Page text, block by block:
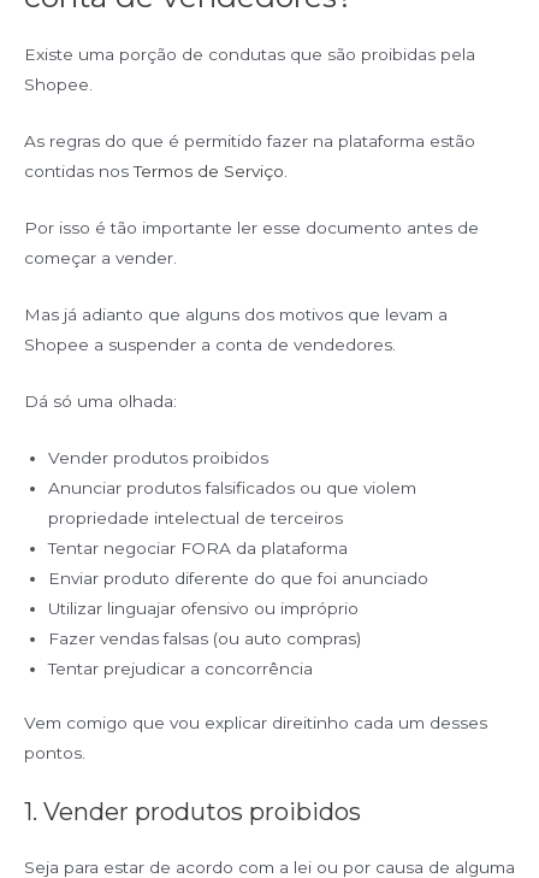
Existe uma porção de condutas que são proibidas pela
Shopee.
As regras do que é permitido fazer na plataforma estão
contidas nosTermos de Serviço
Por isso é tão importante ler esse documento antes de
começar a vender.
Mas já adianto que alguns dos motivos que levam a
Shopee a suspender a conta de vendedores.
Dá só uma olhada:
Vender produtos proibidos
Anunciar produtos falsificados ou que violem
propriedade intelectual de terceiros
Tentar negociar FORA da plataforma
Enviar produto diferente do que foi anunciado
Utilizar linguajar ofensivo ou impróprio
Fazer vendas falsas (ou auto compras)
Tentar prejudicar a concorrência
Vem comigo que vou explicar direitinho cada um desses
pontos.
1. Vender produtos proibidos
Seja para estar de acordo com a lei ou por causa de alguma